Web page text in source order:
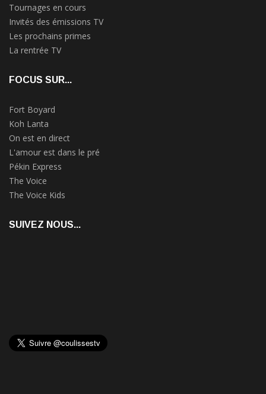
Tournages en cours
Invités des émissions TV
Les prochains primes
La rentrée TV
FOCUS SUR...
Fort Boyard
Koh Lanta
On est en direct
L'amour est dans le pré
Pékin Express
The Voice
The Voice Kids
SUIVEZ NOUS...